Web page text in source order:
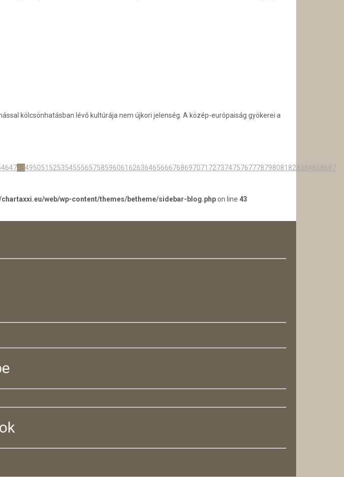
kölcsönhatásban lévő kultúrája nem újkori jelenség. A közép-európaiság gyökerei a
464748495051 52535455565758596061 62636465666768697071 72737475767778798081 828384858687
web/wp-content/themes/betheme/sidebar-blog.phpon line 43